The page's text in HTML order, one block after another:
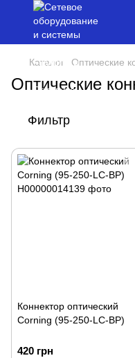
Каталог Оптические
Оптические
Фильтр
Коннектор оптический
Corning (95-250-LC-BP)
420 грн